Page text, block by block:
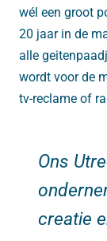
wél een groot
20 jaar in de
alle
wordt voor de
tv-reclame of
Ons
creatie